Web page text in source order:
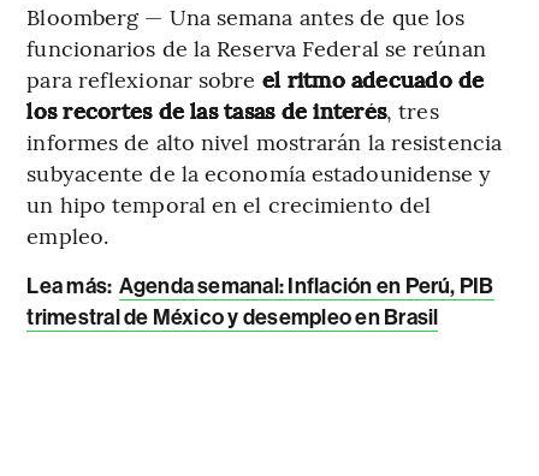
Bloomberg — Una semana antes de que los
funcionarios de la Reserva Federal se reúnan
para reflexionar sobre el ritmo adecuado de
los recortes de las tasas de interés, tres
informes de alto nivel mostrarán la resistencia
subyacente de la economía estadounidense y
un hipo temporal en el crecimiento del
empleo.
Lea más: Agenda semanal: Inflación en Perú, PIB
trimestral de México y desempleo en Brasil